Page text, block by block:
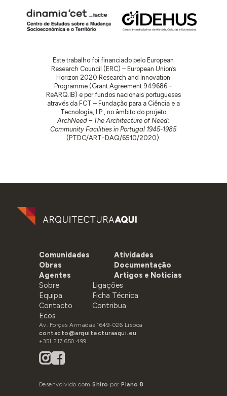
Este trabalho foi financiado pelo European
Research Council (ERC) – European Union’s
Horizon 2020 Research and Innovation
Programme (Grant Agreement 949686 –
ReARQ.IB) e por fundos nacionais portugueses
através da FCT – Fundação para a Ciência e a
Tecnologia, I.P., no âmbito do projeto
ArchNeed – The Architecture of Need:
Community Facilities in Portugal 1945-1985
(PTDC/ART-DAQ/6510/2020).
Comunidades
Obras
Agentes
Atividades
Documentação
Artigos e Noticias
Sobre
Equipa
Contacto
Ecos
Ligações
Ficha Técnica
Contribua
Av. Forças Armadas 1649-026 Lisboa
contacto@arquitecturaaqui.eu
+351 217 650 499
Desenvolvido comShiro porPlano B